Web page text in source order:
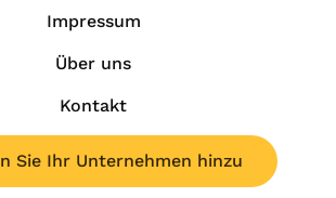
Impressum
Über uns
Kontakt
Sie Ihr Unternehmen hinzu